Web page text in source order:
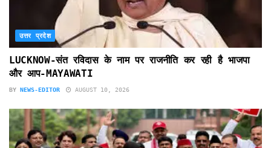
उत्तर प्रदेश
LUCKNOW-संत रविदास के नाम पर राजनीति कर रही है भाजपा
और आप-MAYAWATI
BY NEWS-EDITOR AUGUST 10, 2026